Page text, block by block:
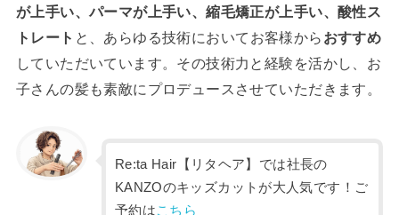
が上手い、パーマが上手い、縮毛矯正が上手い、酸性ス
トレート と、あらゆる技術においてお客様から おすすめ
していただいています。その技術力と経験を活かし、お
子さんの髪も素敵にプロデュースさせていただきます。
Re:ta Hair【リタヘア】では社長の
KANZOのキッズカットが大人気です！ご
予約はこちら